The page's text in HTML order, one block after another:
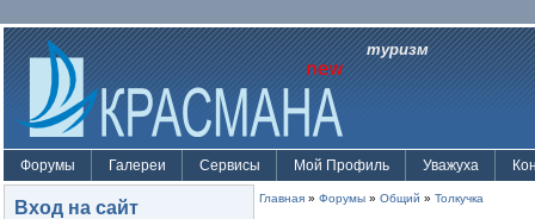
туризм
Форумы Галереи Сервисы Мой Профиль Уважуха
Вход на сайт Главная » Форумы » Общий » Толкучка